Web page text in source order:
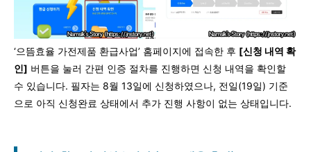
‘으뜸효율 가전제품 환급사업’ 홈페이지에 접속한 후 [신청 내역 확
인] 버튼을 눌러 간편 인증 절차를 진행하면 신청 내역을 확인할
수 있습니다. 필자는 8월 13일에 신청하였으나, 전일(19일) 기준
으로 아직 신청완료 상태에서 추가 진행 사항이 없는 상태입니다.